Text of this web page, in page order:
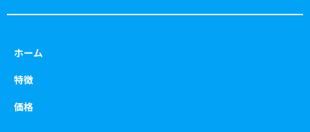
ホーム
特徴
価格